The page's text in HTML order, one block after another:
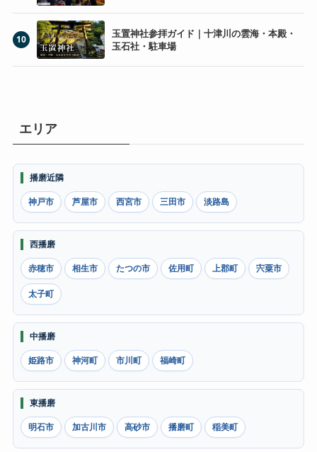
10
玉置神社参拝ガイド｜十津川の雲海・本殿・
玉石社・駐車場
エリア
播磨近隣
神戸市
芦屋市 西宮市 三田市 淡路島
西播磨
赤穂市
相生市 たつの市 佐用町 上郡町 宍粟市
太子町
中播磨
姫路市
神河町 市川町 福崎町
東播磨
明石市
加古川市 高砂市 播磨町 稲美町